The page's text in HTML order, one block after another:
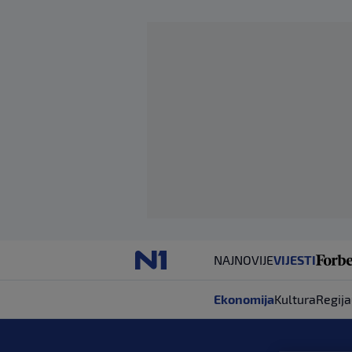
NAJNOVIJEVIJESTI
EkonomijaKulturaRegija